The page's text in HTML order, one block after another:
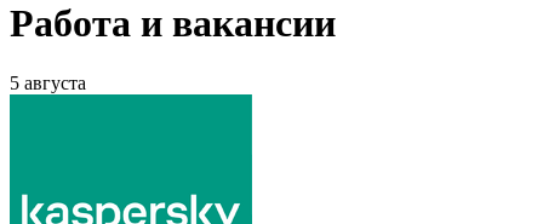
Работа и вакансии
5 августа